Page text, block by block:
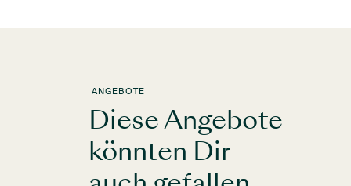
ANGEBOTE
Diese Angebote
könnten Dir
ELAYA HOTEL ROSTOCK